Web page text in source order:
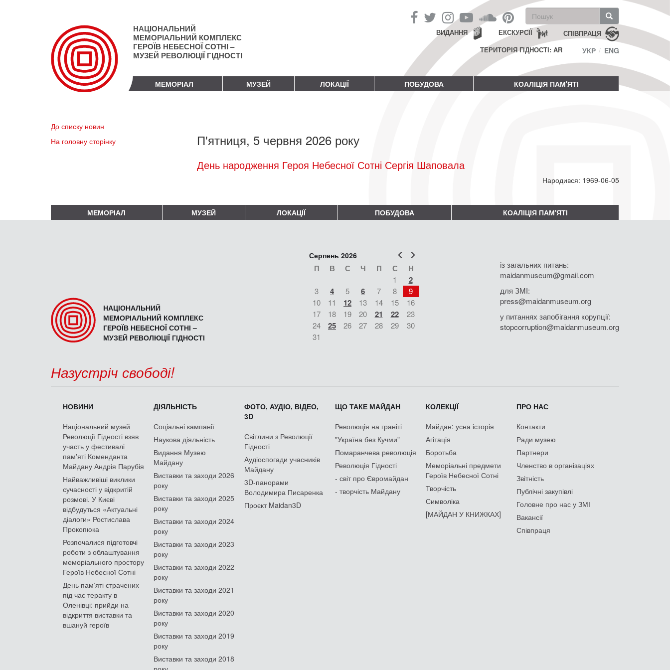
НАЦІОНАЛЬНИЙ
МЕМОРІАЛЬНИЙ КОМПЛЕКС
ГЕРОЇВ НЕБЕСНОЇ СОТНІ –
МУЗЕЙ РЕВОЛЮЦІЇ ГІДНОСТІ
Пошукова
форма
Пошук СПІВПРАЦЯ
ЕКСКУРСІЇ
ВИДАННЯ
ТЕРИТОРІЯ ГІДНОСТІ: AR
УКР ENG
МЕМОРІАЛ МУЗЕЙ ЛОКАЦІЇ ПОБУДОВА КОАЛІЦІЯ ПАМ'ЯТІ
До списку новин
На головну сторінку
П'ятниця, 5 червня 2026 року
День народження Героя Небесної Сотні Сергія Шаповала
Народився: 1969-06-05
МЕМОРІАЛ МУЗЕЙ ЛОКАЦІЇ ПОБУДОВА КОАЛІЦІЯ ПАМ'ЯТІ
НАЦІОНАЛЬНИЙ
МЕМОРІАЛЬНИЙ КОМПЛЕКС
ГЕРОЇВ НЕБЕСНОЇ СОТНІ –
МУЗЕЙ РЕВОЛЮЦІЇ ГІДНОСТІ
Попер
Серпень 2026
П В С Ч П С Н
1 2
3 4 5 6 7 8
9
10
11 12 13 14 15
16
17
18 19 20 21 22
23
24
25 26 27 28 29
30
31
із загальних питань:
maidanmuseum@gmail.com
для ЗМІ:
press@maidanmuseum.org
у питаннях запобігання корупції:
stopcorruption@maidanmuseum.org
Назустріч свободі!
НОВИНИ
Національний музей
Революції Гідності взяв
участь у фестивалі
пам'яті Коменданта
Майдану Андрія Парубія
Найважливіші виклики
сучасності у відкритій
розмові. У Києві
відбудуться «Актуальні
діалоги» Ростислава
Прокопюка
Розпочалися підготовчі
роботи з облаштування
меморіального простору
Героїв Небесної Сотні
День памʼяті страчених
під час теракту в
Оленівці: прийди на
відкриття виставки та
вшануй героїв
ДІЯЛЬНІСТЬ
Соціальні кампанії
Наукова діяльність
Видання Музею
Майдану
Виставки та заходи 2026
року
Виставки та заходи 2025
року
Виставки та заходи 2024
року
Виставки та заходи 2023
року
Виставки та заходи 2022
року
Виставки та заходи 2021
року
Виставки та заходи 2020
року
Виставки та заходи 2019
року
Виставки та заходи 2018
ФОТО, АУДІО, ВІДЕО,
3D
Світлини з Революції
Гідності
Аудіоспогади учасників
Майдану
3D-панорами
Володимира Писаренка
Проєкт Maidan3D
ЩО ТАКЕ МАЙДАН
Революція на граніті
"Україна без Кучми"
Помаранчева революція
Революція Гідності
- світ про Євромайдан
- творчість Майдану
КОЛЕКЦІЇ
Майдан: усна історія
Агітація
Боротьба
Меморіальні предмети
Героїв Небесної Сотні
Творчість
Символіка
[МАЙДАН У КНИЖКАХ]
ПРО НАС
Контакти
Ради музею
Партнери
Членство в організаціях
Звітність
Публічні закупівлі
Головне про нас у ЗМІ
Вакансії
Співпраця